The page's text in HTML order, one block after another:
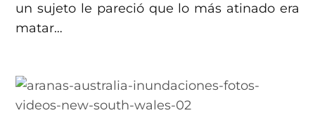
un sujeto le pareció que lo más atinado era
matar…